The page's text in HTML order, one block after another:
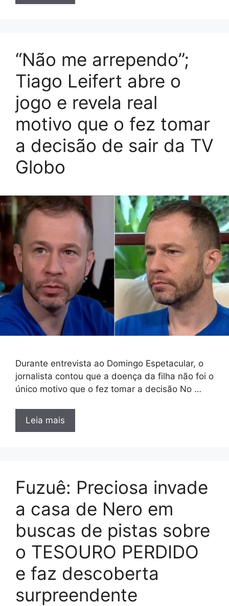
“Não me arrependo”;
Tiago Leifert abre o
jogo e revela real
motivo que o fez tomar
a decisão de sair da TV
Globo
Durante entrevista ao Domingo Espetacular, o
jornalista contou que a doença da filha não foi o
único motivo que o fez tomar a decisão No …
Leia mais
Fuzuê: Preciosa invade
a casa de Nero em
buscas de pistas sobre
o TESOURO PERDIDO
e faz descoberta
surpreendente